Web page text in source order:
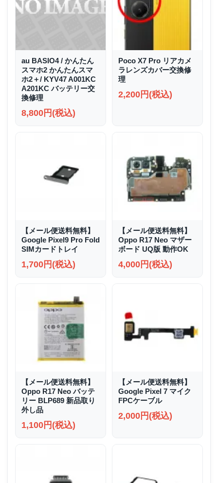
au BASIO4 / かんたん
スマホ2 かんたんスマ
ホ2＋/ KYV47 A001KC
A201KC バッテリー交
換修理
8,800円(税込)
Poco X7 Pro リアカメ
ラレンズカバー交換修
理
2,200円(税込)
【メール便送料無料】
Google Pixel9 Pro Fold
SIMカードトレイ
1,700円(税込)
【メール便送料無料】
Oppo R17 Neo マザー
ボード UQ版 動作OK
4,000円(税込)
【メール便送料無料】
Oppo R17 Neo バッテ
リー BLP689 新品取り
外し品
1,100円(税込)
【メール便送料無料】
Google Pixel 7 マイク
FPCケーブル
2,000円(税込)